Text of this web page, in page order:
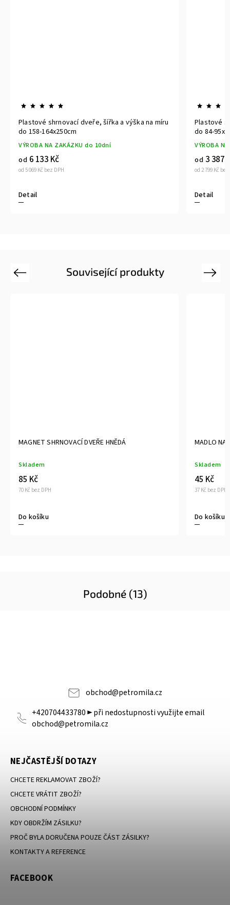
Související produkty
Previous
MAGNET SHRNOVACÍ DVEŘE HNĚDÁ
Skladem
70 Kč bez DPH
85 Kč
Do košíku
MADLO NA
Skladem
37 Kč bez DPH
45 Kč
Do košíku
Next
Podobné (13)
Plastové shrnovací dveře, šířka a výška na míru
do 158-164x250cm
VÝROBA NA ZAKÁZKU do 10dní
od 5 069 Kč bez DPH
od 6 133 Kč
Detail
Plastové
do 84-
VÝROBA
od 2 799 Kč
od 3 387
Detail
obchod@petromila.cz
+420704433780 ► při nedostupnosti využijte email
obchod@petromila.cz
NEJČASTĚJŠÍ DOTAZY
CHCETE REKLAMOVAT ZBOŽÍ?
CHCETE VRÁTIT ZBOŽÍ?
OBCHODNÍ PODMÍNKY
KDY OBDRŽÍM ZÁSILKU?
PROČ BYLA DORUČENA POUZE ČÁST ZÁSILKY?
KONTAKTY A REFERENCE
FACEBOOK